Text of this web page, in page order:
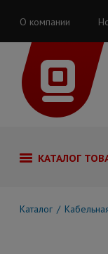
О компании
КАТАЛОГ
Каталог